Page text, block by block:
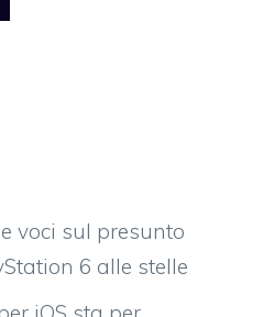
voci sul presunto
6 alle stelle